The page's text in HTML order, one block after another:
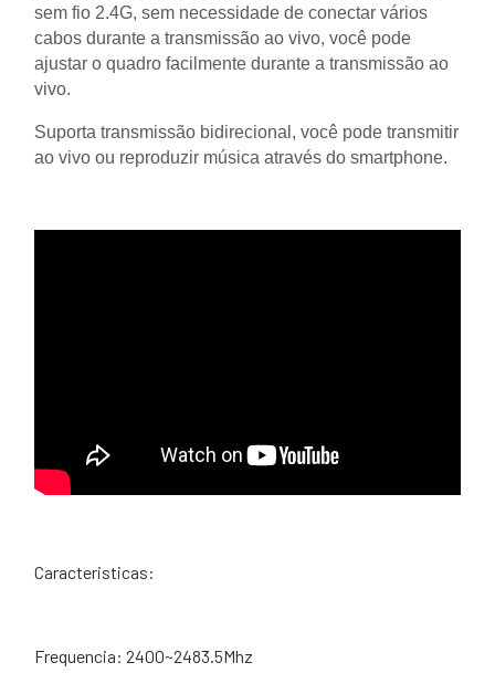
sem fio 2.4G, sem necessidade de conectar vários
cabos durante a transmissão ao vivo, você pode
ajustar o quadro facilmente durante a transmissão ao
vivo.
Suporta transmissão bidirecional, você pode transmitir
ao vivo ou reproduzir música através do smartphone.
Caracteristicas:
Frequencia: 2400~2483.5Mhz